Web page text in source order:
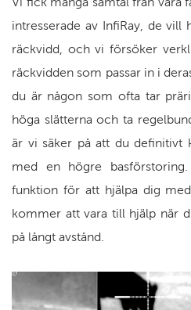
intresserade av InfiRay, de
räckvidd, och vi försöker
räckvidden som passar in i
du är någon som ofta tar
höga slätterna och ta
är vi säker på att du definitivt
med en högre
funktion för att hjälpa dig
kommer att vara till hjälp när
på långt avstånd.